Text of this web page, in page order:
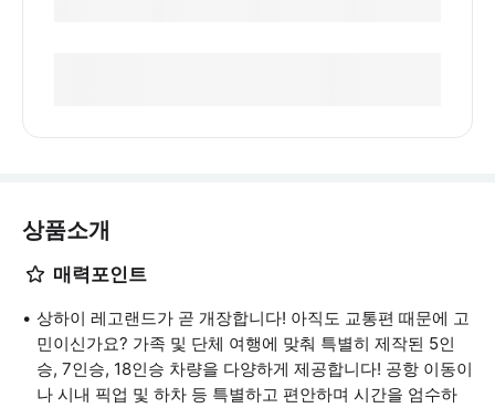
상품소개
매력포인트
상하이 레고랜드가 곧 개장합니다! 아직도 교통편 때문에 고
민이신가요? 가족 및 단체 여행에 맞춰 특별히 제작된 5인
승, 7인승, 18인승 차량을 다양하게 제공합니다! 공항 이동이
나 시내 픽업 및 하차 등 특별하고 편안하며 시간을 엄수하